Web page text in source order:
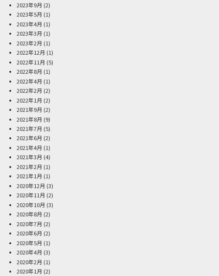
2023年9月 (2)
2023年5月 (1)
2023年4月 (1)
2023年3月 (1)
2023年2月 (1)
2022年12月 (1)
2022年11月 (5)
2022年8月 (1)
2022年4月 (1)
2022年2月 (2)
2022年1月 (2)
2021年9月 (2)
2021年8月 (9)
2021年7月 (5)
2021年6月 (2)
2021年4月 (1)
2021年3月 (4)
2021年2月 (1)
2021年1月 (1)
2020年12月 (3)
2020年11月 (2)
2020年10月 (3)
2020年8月 (2)
2020年7月 (2)
2020年6月 (2)
2020年5月 (1)
2020年4月 (3)
2020年2月 (1)
2020年1月 (2)